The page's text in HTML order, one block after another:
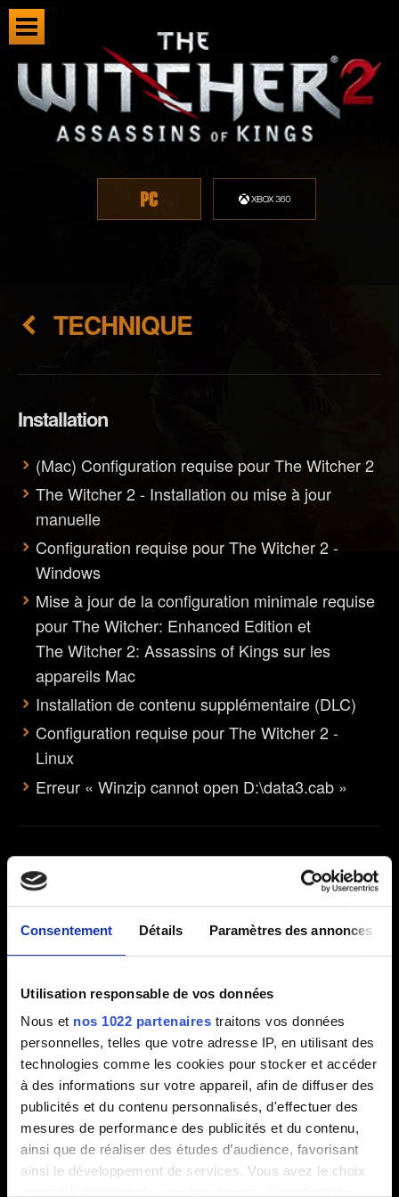
Consentement Détails Paramètres des annonces
Utilisation responsable de vos données
Nous et nos 1022 partenaires traitons vos données
personnelles, telles que votre adresse IP, en utilisant des
technologies comme les cookies pour stocker et accéder
à des informations sur votre appareil, afin de diffuser des
publicités et du contenu personnalisés, d'effectuer des
mesures de performance des publicités et du contenu,
ainsi que de réaliser des études d’audience, favorisant
ainsi le développement de services. Vous avez le choix
TECHNIQUE
Installation
(Mac) Configuration requise pour The Witcher 2
The Witcher 2 - Installation ou mise à jour
manuelle
Configuration requise pour The Witcher 2 -
Windows
Mise à jour de la configuration minimale requise
pour The Witcher: Enhanced Edition et
The Witcher 2: Assassins of Kings sur les
appareils Mac
Installation de contenu supplémentaire (DLC)
Configuration requise pour The Witcher 2 -
Linux
Erreur « Winzip cannot open D:\data3.cab »
Lancement
L'application n'a pas réussi à démarrer
correctement (The application failed to initialize
properly) (0xc000007b)
Comment sauvegarder les informations
système (MAC)
Le jeu reste bloqué sur le médaillon de l'École
du Loup après avoir sélectionné « Démarrer le
jeu » depuis le portail de lancement.